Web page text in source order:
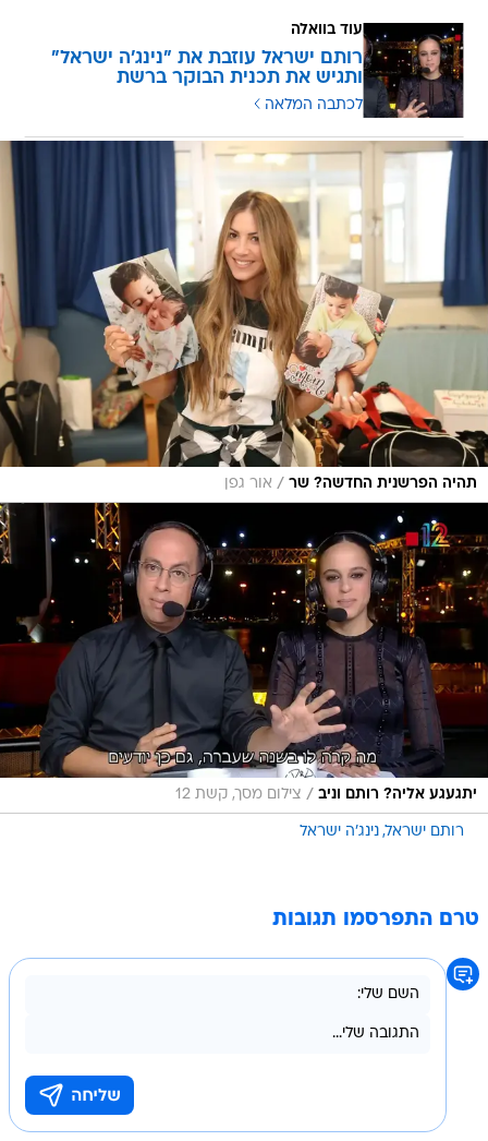
עוד בוואלה
רותם ישראל עוזבת את "נינג'ה ישראל"
ותגיש את תכנית הבוקר ברשת
לכתבה המלאה
תהיה הפרשנית החדשה? שר / אור גפן
יתגעגע אליה? רותם וניב / צילום מסך, קשת 12
רותם ישראל נינג'ה ישראל
טרם התפרסמו תגובות